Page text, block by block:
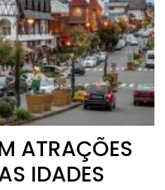
ATRAÇÕES
IDADES